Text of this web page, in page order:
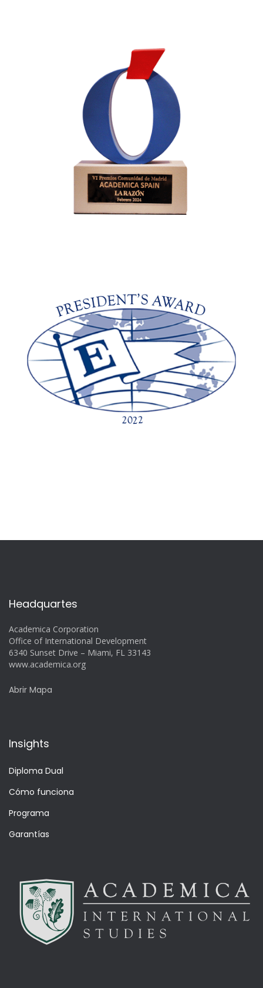
Headquartes
Academica Corporation
Office of International Development
6340 Sunset Drive – Miami, FL 33143
www.academica.org
Abrir Mapa
Insights
Diploma Dual
Cómo funciona
Programa
Garantías